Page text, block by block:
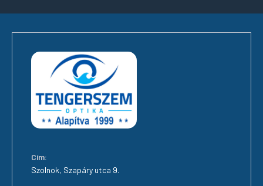
Cím:
Szolnok, Szapáry utca 9.